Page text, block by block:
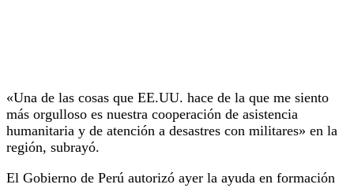
«Una de las cosas que EE.UU. hace de la que me siento
más orgulloso es nuestra cooperación de asistencia
humanitaria y de atención a desastres con militares» en la
región, subrayó.
El Gobierno de Perú autorizó ayer la ayuda en formación